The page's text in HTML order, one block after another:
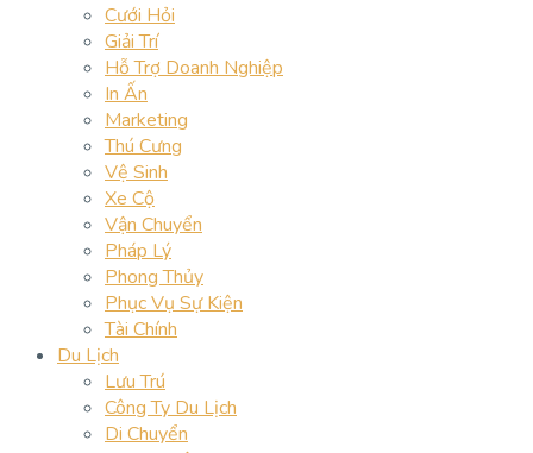
Cưới Hỏi
Giải Trí
Hỗ Trợ Doanh Nghiệp
In Ấn
Marketing
Thú Cưng
Vệ Sinh
Xe Cộ
Vận Chuyển
Pháp Lý
Phong Thủy
Phục Vụ Sự Kiện
Tài Chính
Du Lịch
Lưu Trú
Công Ty Du Lịch
Di Chuyển